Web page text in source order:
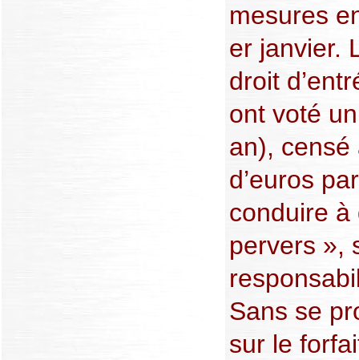
mesures
er janvier.
droit
ont voté
an), censé
d’euros
conduire à
pervers »,
Sans se
sur le